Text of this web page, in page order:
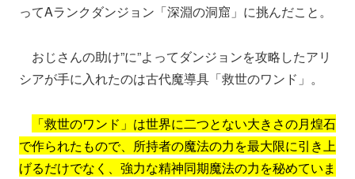
ってAランクダンジョン「深淵の洞窟」に挑んだこと。
おじさんの助け”に”よってダンジョンを攻略したアリ
シアが手に入れたのは古代魔導具「救世のワンド」。
「救世のワンド」は世界に二つとない大きさの月煌石
で作られたもので、所持者の魔法の力を最大限に引き上
げるだけでなく、強力な精神同期魔法の力を秘めていま